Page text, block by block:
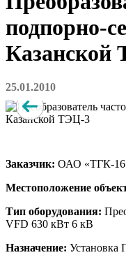
подпорно-
Казанской
25.01.2010
Заказчик: ОАО «ТГК-
Местоположение
Тип оборудования:
VFD 630 кВт 6 кВ
Назначение: Установка